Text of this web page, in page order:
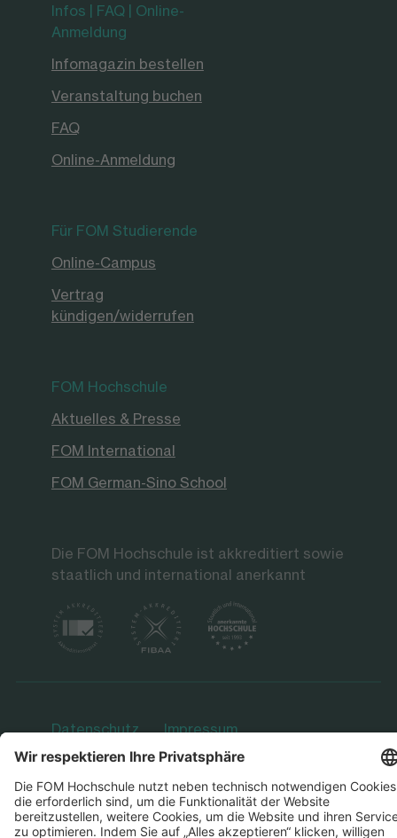
Infos | FAQ | Online-
Anmeldung
Infomagazin bestellen
Veranstaltung buchen
FAQ
Online-Anmeldung
Für FOM Studierende
Online-Campus
Vertrag
kündigen/widerrufen
FOM Hochschule
Aktuelles & Presse
FOM International
FOM German-Sino School
Die FOM Hochschule ist akkreditiert sowie
staatlich und international anerkannt
Datenschutz Impressum